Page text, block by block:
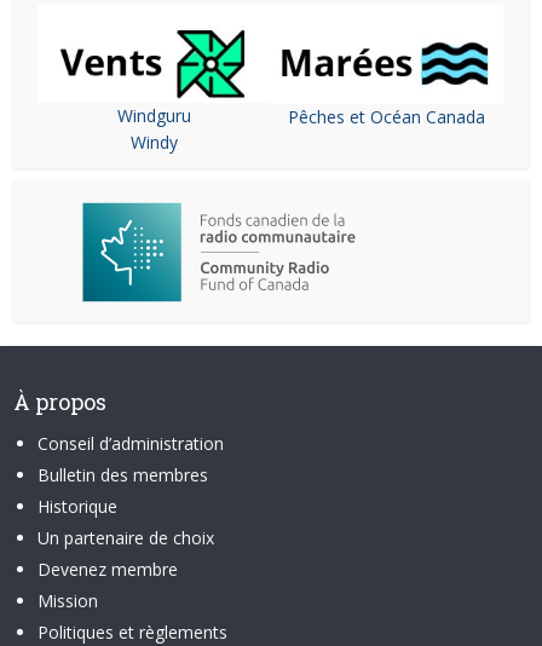
Windguru
Windy
Pêches et Océan Canada
À propos
Conseil d’administration
Bulletin des membres
Historique
Un partenaire de choix
Devenez membre
Mission
Politiques et règlements